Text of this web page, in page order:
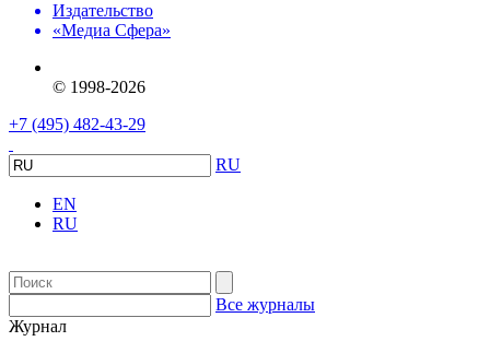
Издательство
«Медиа Сфера»
© 1998-2026
+7 (495) 482-43-29
RU
EN
RU
Все журналы
Журнал